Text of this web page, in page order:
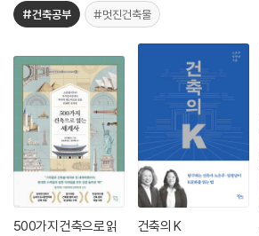
#건축공부 #멋진건축물
500가지 건축으로 읽
건축의 K